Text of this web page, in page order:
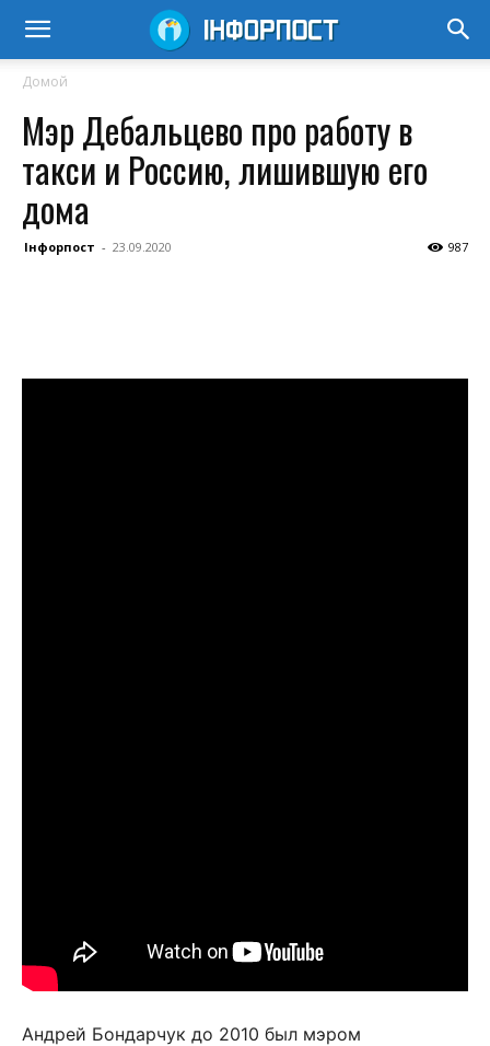
Домой
Мэр Дебальцево про работу в
такси и Россию, лишившую его
дома
Інфорпост - 23.09.2020 987
Андрей Бондарчук до 2010 был мэром